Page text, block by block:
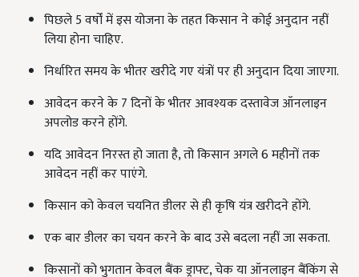
पिछले 5 वर्षों में इस योजना के तहत किसान ने कोई अनुदान नहीं
लिया होना चाहिए.
निर्धारित समय के भीतर खरीदे गए यंत्रों पर ही अनुदान दिया जाएगा.
आवेदन करने के 7 दिनों के भीतर आवश्यक दस्तावेज ऑनलाइन
अपलोड करने होंगे.
यदि आवेदन निरस्त हो जाता है, तो किसान अगले 6 महीनों तक
आवेदन नहीं कर पाएंगे.
किसान को केवल चयनित डीलर से ही कृषि यंत्र खरीदने होंगे.
एक बार डीलर का चयन करने के बाद उसे बदला नहीं जा सकता.
किसानों को भुगतान केवल बैंक ड्राफ्ट, चेक या ऑनलाइन बैंकिंग से